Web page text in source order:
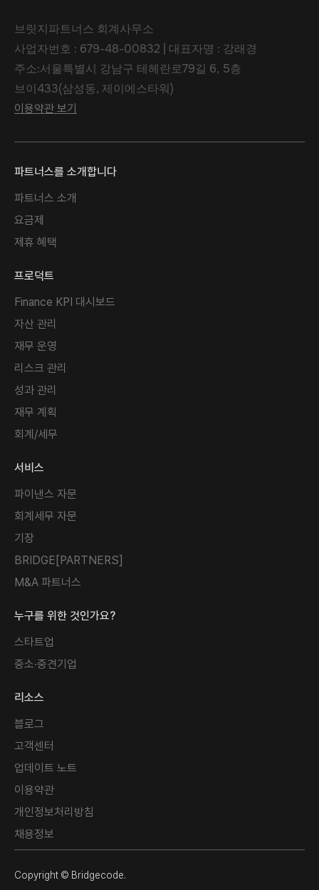
브릿지파트너스 회계사무소
사업자번호 : 679-48-00832 | 대표자명 : 강래경
주소:서울특별시 강남구 테헤란로79길 6, 5층
브이433(삼성동, 제이에스타워)
이용약관 보기
파트너스를 소개합니다
파트너스 소개
요금제
제휴 혜택
프로덕트
Finance KPI 대시보드
자산 관리
재무 운영
리스크 관리
성과 관리
재무 계획
회계/세무
서비스
파이낸스 자문
회계세무 자문
기장
BRIDGE[PARTNERS]
M&A 파트너스
누구를 위한 것인가요?
스타트업
중소·중견기업
리소스
블로그
고객센터
업데이트 노트
이용약관
개인정보처리방침
채용정보
Copyright © Bridgecode.